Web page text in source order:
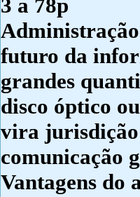
3 a 78p
futuro da
grandes
disco óptico
vira jurisdição
comunicação
Vantagens do